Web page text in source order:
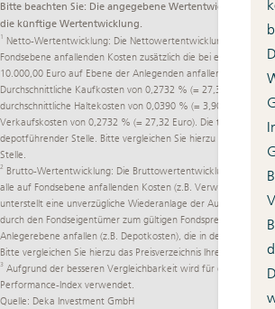
Bitte beachten Sie: Die angegebene Wertentwicklung ist
die künftige Wertentwicklung.
1
Netto-Wertentwicklung: Die Nettowertentwicklung
Fondsebene anfallenden Kosten zusätzlich die bei einem
10.000,00 Euro auf Ebene der Anlegenden anfallenden
Durchschnittliche Kaufkosten von 0,2732 % (= 27,32 Euro)
durchschnittliche Haltekosten von 0,0390 % (= 3,90 Euro)
Verkaufskosten von 0,2732 % (= 27,32 Euro). Die
depotführender Stelle. Bitte vergleichen Sie hierzu das
Stelle.
2
Brutto-Wertentwicklung: Die Bruttowertentwicklung des
alle auf Fondsebene anfallenden Kosten (z.B.
unterstellt eine unverzügliche Wiederanlage der
durch den Fondseigentümer zum gültigen Fondspreis. Weitere
Anlegerebene anfallen (z.B. Depotkosten), die in der
Bitte vergleichen Sie hierzu das Preisverzeichnis Ihrer
3 Aufgrund der besseren Vergleichbarkeit wird für die
Performance-Index verwendet.
Quelle: Deka Investment GmbH